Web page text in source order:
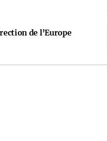
de l’Europe